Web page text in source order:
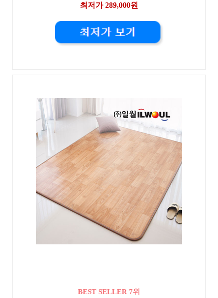
최저가 289,000원
BEST SELLER 7위